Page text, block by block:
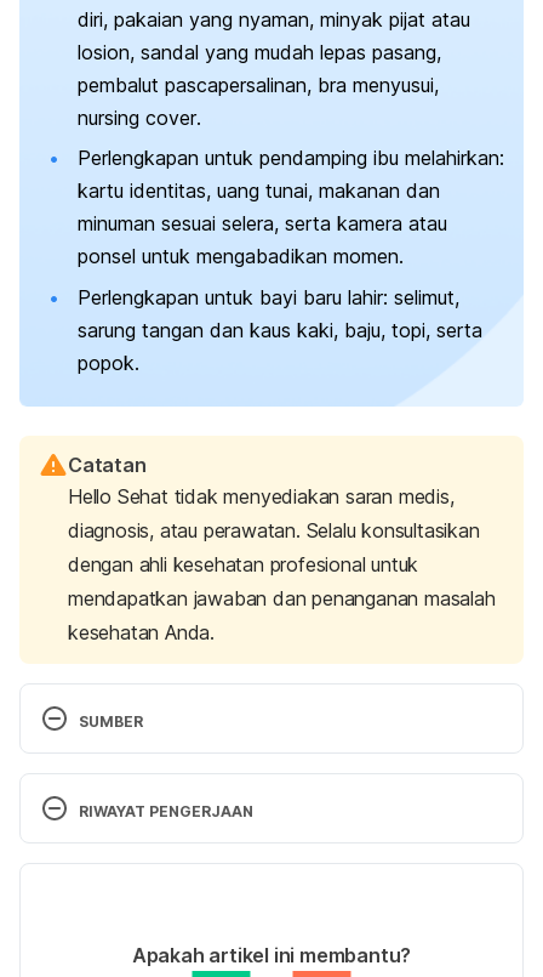
diri, pakaian yang nyaman, minyak pijat atau
losion, sandal yang mudah lepas pasang,
pembalut pascapersalinan, bra menyusui,
nursing cover.
Perlengkapan untuk pendamping ibu melahirkan:
kartu identitas, uang tunai, makanan dan
minuman sesuai selera, serta kamera atau
ponsel untuk mengabadikan momen.
Perlengkapan untuk bayi baru lahir: selimut,
sarung tangan dan kaus kaki, baju, topi, serta
popok.
Catatan
Hello Sehat tidak menyediakan saran medis,
diagnosis, atau perawatan. Selalu konsultasikan
dengan ahli kesehatan profesional untuk
mendapatkan jawaban dan penanganan masalah
kesehatan Anda.
SUMBER
What to bring to your labor and delivery:
MedlinePlus medical encyclopedia
MedlinePlus – Health Information from the National
RIWAYAT PENGERJAAN
Ditulis oleh Karinta Ariani Setiaputri
Apakah artikel ini membantu?